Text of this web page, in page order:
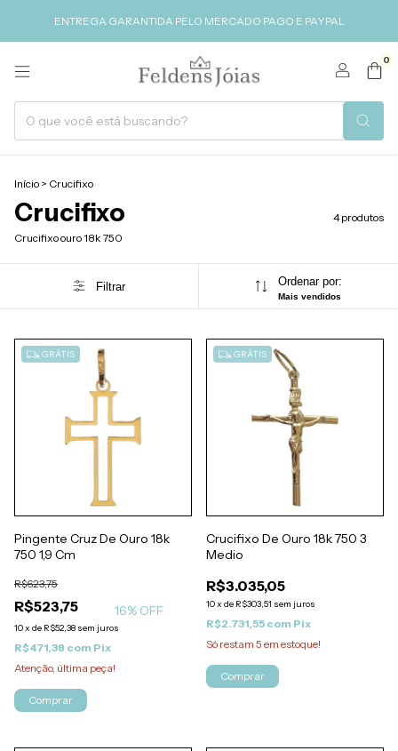
ENTREGA GARANTIDA PELO MERCADO PAGO E PAYPAL
0
Início > Crucifixo
Crucifixo
4 produtos
Crucifixo ouro 18k 750
Filtrar Ordenar por:
Mais vendidos
GRÁTIS
Pingente Cruz De Ouro 18k
750 1,9 Cm
R$523,75
R$623,75
16% OFF
10x de R$52,38 sem juros
R$471,38 com Pix
Atenção, última peça!
Comprar
GRÁTIS
Crucifixo De Ouro 18k 750 3
Medio
R$3.035,05
10x de R$303,51 sem juros
R$2.731,55 com Pix
Só restam 5 em estoque!
Comprar